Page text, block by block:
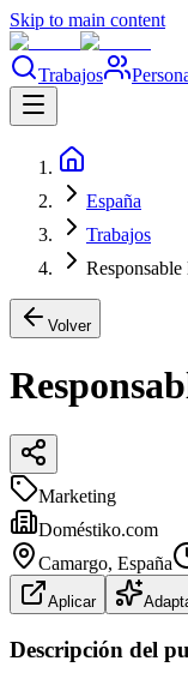
Skip to main content
Trabajos
España
Trabajos
Volver
Marketing
Doméstiko.com
Camargo, España
Aplicar
Descripción del